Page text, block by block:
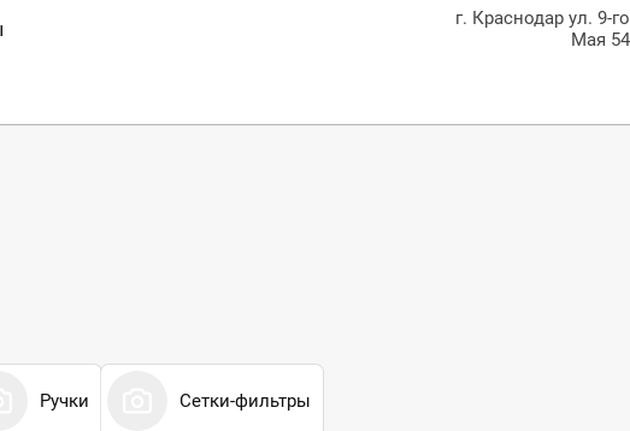
г. Краснодар ул. 9-го
Мая 54
Ручки Сетки-фильтры